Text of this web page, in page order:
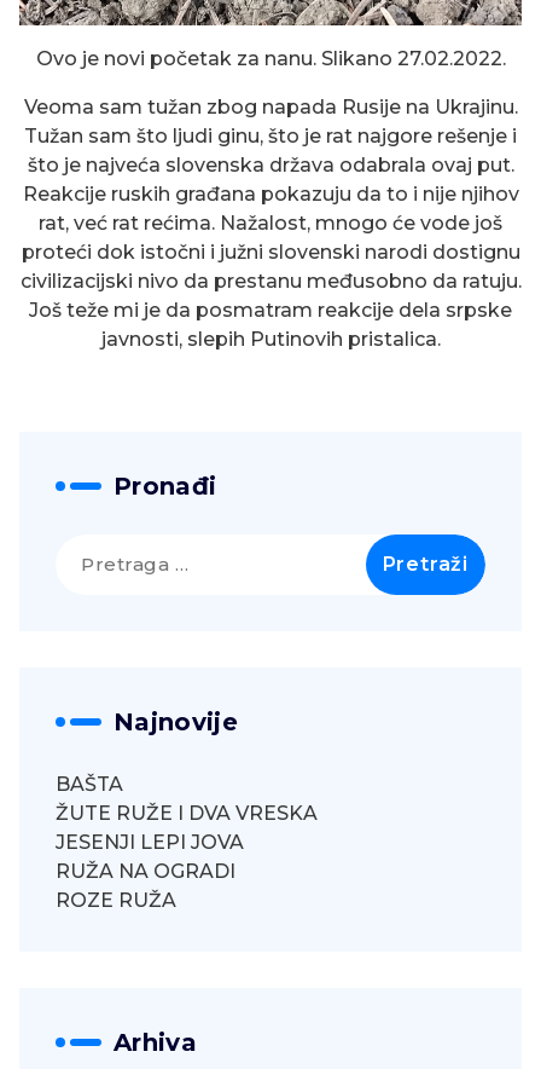
Ovo je novi početak za nanu. Slikano 27.02.2022.
Veoma sam tužan zbog napada Rusije na Ukrajinu.
Tužan sam što ljudi ginu, što je rat najgore rešenje i
što je najveća slovenska država odabrala ovaj put.
Reakcije ruskih građana pokazuju da to i nije njihov
rat, već rat rećima. Nažalost, mnogo će vode još
proteći dok istočni i južni slovenski narodi dostignu
civilizacijski nivo da prestanu međusobno da ratuju.
Još teže mi je da posmatram reakcije dela srpske
javnosti, slepih Putinovih pristalica.
Pronađi
Najnovije
BAŠTA
ŽUTE RUŽE I DVA VRESKA
JESENJI LEPI JOVA
RUŽA NA OGRADI
ROZE RUŽA
Arhiva